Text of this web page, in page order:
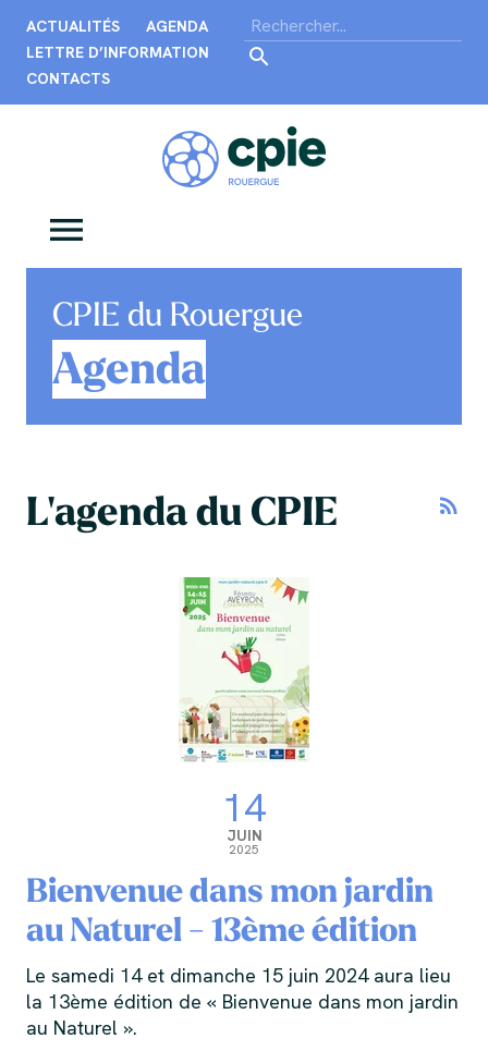
ACTUALITÉS
AGENDA
LETTRE D’INFORMATION
CONTACTS
CPIE du Rouergue
Agenda
rss_feed
L'agenda du CPIE
14
JUIN
2025
Bienvenue dans mon jardin
au Naturel - 13ème édition
Le samedi 14 et dimanche 15 juin 2024 aura lieu
la 13ème édition de « Bienvenue dans mon jardin
au Naturel ».